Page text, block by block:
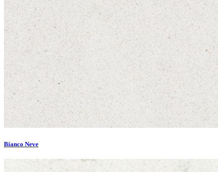
Bianco Neve